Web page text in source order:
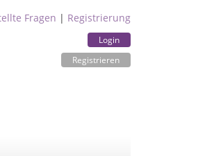
Fragen | Registrierung
Login
Registrieren